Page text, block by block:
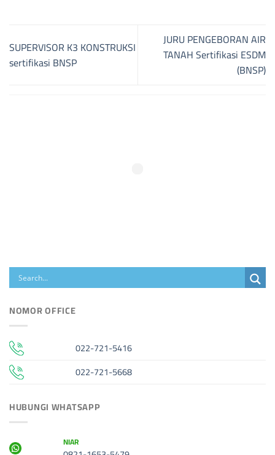
SUPERVISOR K3 KONSTRUKSI
sertifikasi BNSP
JURU PENGEBORAN AIR
TANAH Sertifikasi ESDM
(BNSP)
NOMOR OFFICE
022-721-5416
022-721-5668
HUBUNGI WHATSAPP
NIAR